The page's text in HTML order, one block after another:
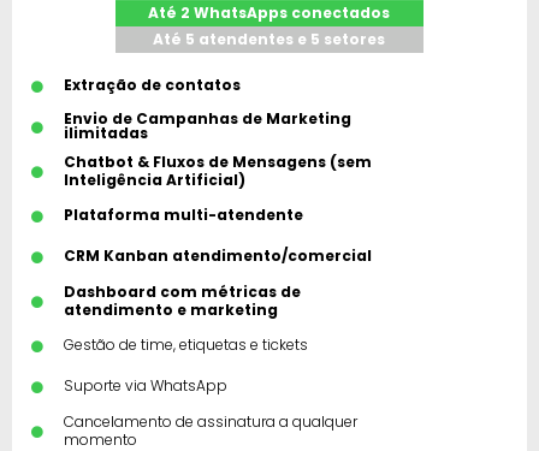
Até 2 WhatsApps conectados
Até 5 atendentes e 5 setores
Extração de contatos
Envio de Campanhas de Marketing
ilimitadas
Chatbot & Fluxos de Mensagens (sem
Inteligência Artificial)
Plataforma multi-atendente
CRM Kanban atendimento/comercial
Dashboard com métricas de
atendimento e marketing
Gestão de time, etiquetas e tickets
Suporte via WhatsApp
Cancelamento de assinatura a qualquer
momento